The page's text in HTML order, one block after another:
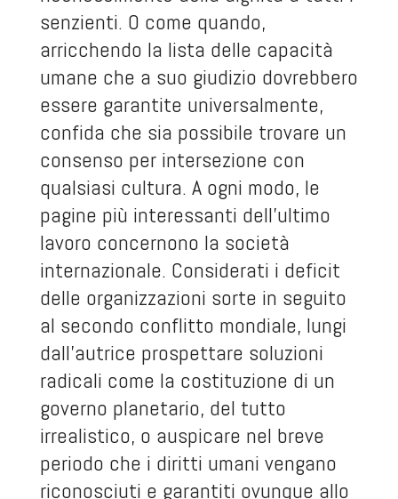
senzienti. O come quando,
arricchendo la lista delle capacità
umane che a suo giudizio dovrebbero
essere garantite universalmente,
confida che sia possibile trovare un
consenso per intersezione con
qualsiasi cultura. A ogni modo, le
pagine più interessanti dell’ultimo
lavoro concernono la società
internazionale. Considerati i deficit
delle organizzazioni sorte in seguito
al secondo conflitto mondiale, lungi
dall’autrice prospettare soluzioni
radicali come la costituzione di un
governo planetario, del tutto
irrealistico, o auspicare nel breve
periodo che i diritti umani vengano
riconosciuti e garantiti ovunque allo